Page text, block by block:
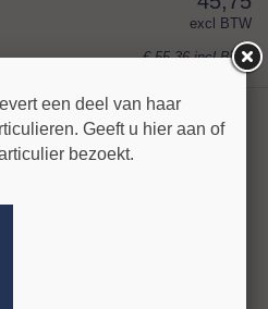
excl BTW
€ 55,36 incl BTW
een deel van haar
Geeft u hier aan of
bezoekt.